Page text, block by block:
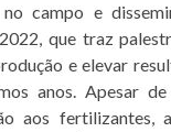
campo e
que traz
e elevar
anos. Apesar
aos fertilizantes,